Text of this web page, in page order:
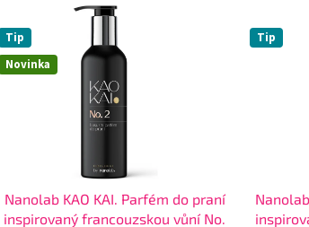
Novinka
Tip
Nanolab KAO KAI. Parfém do praní
inspirovaný francouzskou vůní No.
Tip